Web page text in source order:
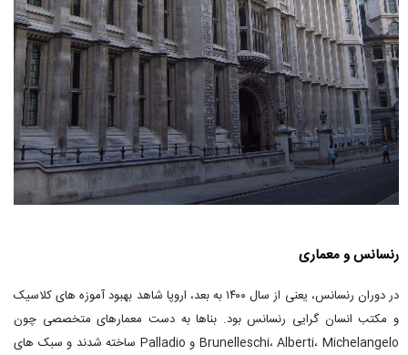
رنسانس و معماری
در دوران رنسانس، یعنی از سال ۱۴۰۰ به بعد، اروپا شاهد بهبود آموزه های کلاسیک
و مکتب انسان گرایی رنسانس بود. بناها به دست معمارهای متخصصی چون
Brunelleschi، Alberti، Michelangelo و Palladio ساخته شدند و سبک های